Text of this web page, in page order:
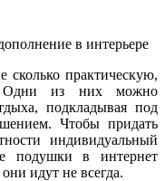
сколько практическую,
Одни из них можно
подкладывая под
Чтобы придать
индивидуальный
подушки в интернет
идут не всегда.